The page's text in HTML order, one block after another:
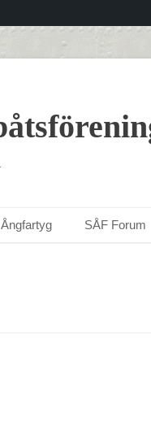
Ångfartyg SÅF Forum